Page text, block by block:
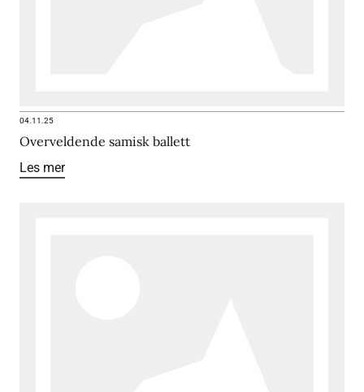
04.11.25
Overveldende samisk ballett
Les mer